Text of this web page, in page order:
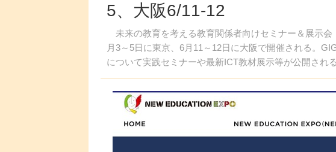
5、大阪6/11-12
未来の教育を考える教育関係者向けセミナー＆展示会
月3～5日に東京、6月11～12日に大阪で開催される。
について実践セミナーや最新ICT教材展示等が公開され